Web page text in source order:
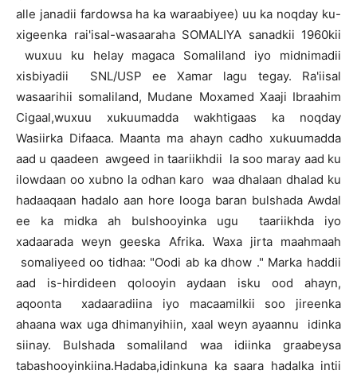
alle janadii fardowsa ha ka waraabiyee) uu ka noqday ku-
xigeenka rai'isal-wasaaraha SOMALIYA sanadkii 1960kii
wuxuu ku helay magaca Somaliland iyo midnimadii
xisbiyadii SNL/USP ee Xamar lagu tegay. Ra'iisal
wasaarihii somaliland, Mudane Moxamed Xaaji Ibraahim
Cigaal,wuxuu xukuumadda wakhtigaas ka noqday
Wasiirka Difaaca. Maanta ma ahayn cadho xukuumadda
aad u qaadeen awgeed in taariikhdii la soo maray aad ku
ilowdaan oo xubno la odhan karo waa dhalaan dhalad ku
hadaaqaan hadalo aan hore looga baran bulshada Awdal
ee ka midka ah bulshooyinka ugu taariikhda iyo
xadaarada weyn geeska Afrika. Waxa jirta maahmaah
somaliyeed oo tidhaa: "Oodi ab ka dhow ." Marka haddii
aad is-hirdideen qolooyin aydaan isku ood ahayn,
aqoonta xadaaradiina iyo macaamilkii soo jireenka
ahaana wax uga dhimanyihiin, xaal weyn ayaannu idinka
siinay. Bulshada somaliland waa idiinka graabeysa
tabashooyinkiina.Hadaba,idinkuna ka saara hadalka intii